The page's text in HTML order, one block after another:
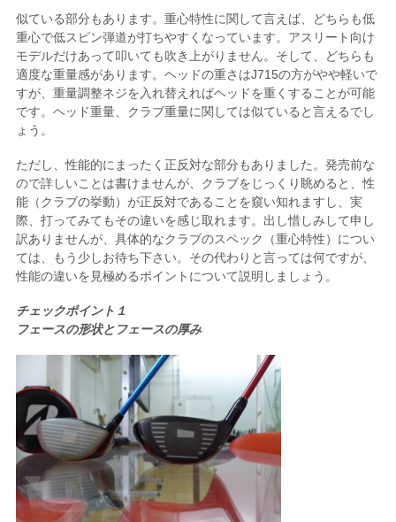
似ている部分もあります。重心特性に関して言えば、どちらも低
重心で低スピン弾道が打ちやすくなっています。アスリート向け
モデルだけあって叩いても吹き上がりません。そして、どちらも
適度な重量感があります。ヘッドの重さはJ715の方がやや軽いで
すが、重量調整ネジを入れ替えればヘッドを重くすることが可能
です。ヘッド重量、クラブ重量に関しては似ていると言えるでし
ょう。
ただし、性能的にまったく正反対な部分もありました。発売前な
ので詳しいことは書けませんが、クラブをじっくり眺めると、性
能（クラブの挙動）が正反対であることを窺い知れますし、実
際、打ってみてもその違いを感じ取れます。出し惜しみして申し
訳ありませんが、具体的なクラブのスペック（重心特性）につい
ては、もう少しお待ち下さい。その代わりと言っては何ですが、
性能の違いを見極めるポイントについて説明しましょう。
チェックポイント１
フェースの形状とフェースの厚み